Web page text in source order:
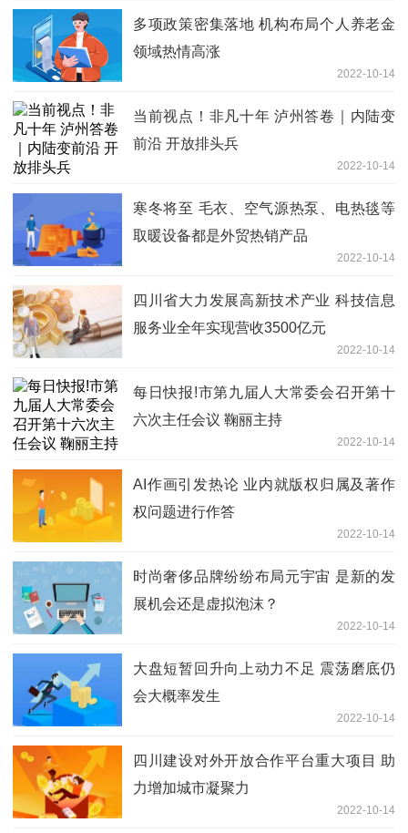
多项政策密集落地 机构布局个人养老金
领域热情高涨
2022-10-14
当前视点！非凡十年 泸州答卷｜内陆变
前沿 开放排头兵
2022-10-14
寒冬将至 毛衣、空气源热泵、电热毯等
取暖设备都是外贸热销产品
2022-10-14
四川省大力发展高新技术产业 科技信息
服务业全年实现营收3500亿元
2022-10-14
每日快报!市第九届人大常委会召开第十
六次主任会议 鞠丽主持
2022-10-14
AI作画引发热论 业内就版权归属及著作
权问题进行作答
2022-10-14
时尚奢侈品牌纷纷布局元宇宙 是新的发
展机会还是虚拟泡沫？
2022-10-14
大盘短暂回升向上动力不足 震荡磨底仍
会大概率发生
2022-10-14
四川建设对外开放合作平台重大项目 助
力增加城市凝聚力
2022-10-14